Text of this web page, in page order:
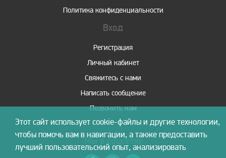
Политика конфиденциальности
Вход
Регистрация
Личный кабинет
Свяжитесь с нами
Написать сообщение
Позвонить нам
Мы в соцсетях
Этот сайт использует cookie-файлы и другие технологии,
чтобы помочь вам в навигации, а также предоставить
лучший пользовательский опыт, анализировать